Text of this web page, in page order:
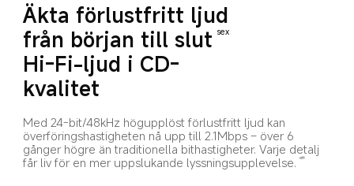
Äkta förlustfritt ljud
från början till slut sex
Hi-Fi-ljud i CD-
kvalitet
Med 24-bit/48kHz högupplöst förlustfritt ljud kan
överföringshastigheten nå upp till 2.1Mbps – över 6
gånger högre än traditionella bithastigheter. Varje detalj
får liv för en mer uppslukande lyssningsupplevelse.
ett